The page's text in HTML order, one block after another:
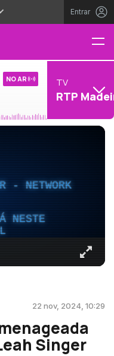
Entrar
NO AR TV
RTP
- NETWORK
NESTE
22 nov, 2024, 10:29
Singer